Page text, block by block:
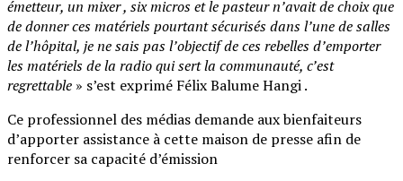
émetteur, un mixer , six micros et le pasteur n’avait de choix que
de donner ces matériels pourtant sécurisés dans l’une de salles
de l’hôpital, je ne sais pas l’objectif de ces rebelles d’emporter
les matériels de la radio qui sert la communauté, c’est
regrettable » s’est exprimé Félix Balume Hangi .
Ce professionnel des médias demande aux bienfaiteurs
d’apporter assistance à cette maison de presse afin de
renforcer sa capacité d’émission